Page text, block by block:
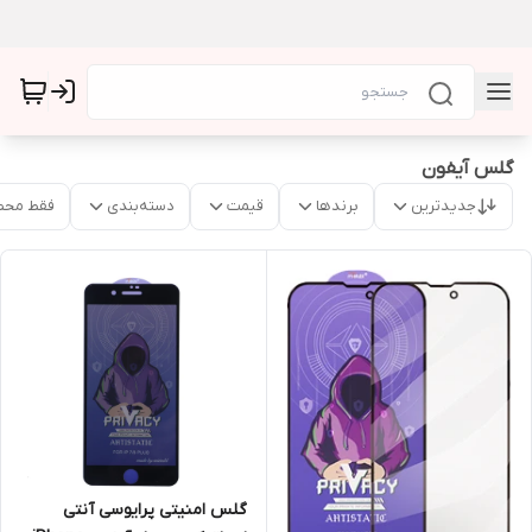
گلس آیفون
جدیدترین برندها قیمت دسته‌بندی فقط
گلس امنیتی پرایوسی آنتی